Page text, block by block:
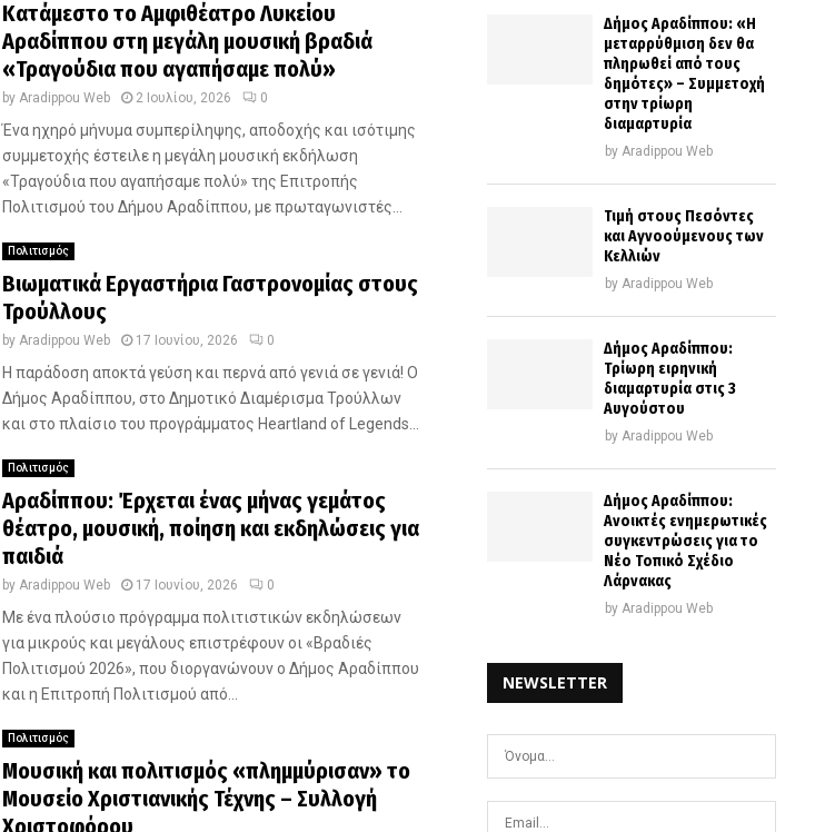
Κατάμεστο το Αμφιθέατρο Λυκείου
Αραδίππου στη μεγάλη μουσική βραδιά
«Τραγούδια που αγαπήσαμε πολύ»
by Aradippou Web 2 Ιουλίου, 2026 0
Ένα ηχηρό μήνυμα συμπερίληψης, αποδοχής και ισότιμης
συμμετοχής έστειλε η μεγάλη μουσική εκδήλωση
«Τραγούδια που αγαπήσαμε πολύ» της Επιτροπής
Πολιτισμού του Δήμου Αραδίππου, με πρωταγωνιστές...
Πολιτισμός
Βιωματικά Εργαστήρια Γαστρονομίας στους
Τρούλλους
by Aradippou Web 17 Ιουνίου, 2026 0
Η παράδοση αποκτά γεύση και περνά από γενιά σε γενιά! Ο
Δήμος Αραδίππου, στο Δημοτικό Διαμέρισμα Τρούλλων
και στο πλαίσιο του προγράμματος Heartland of Legends...
Πολιτισμός
Αραδίππου: Έρχεται ένας μήνας γεμάτος
θέατρο, μουσική, ποίηση και εκδηλώσεις για
παιδιά
by Aradippou Web 17 Ιουνίου, 2026 0
Με ένα πλούσιο πρόγραμμα πολιτιστικών εκδηλώσεων
για μικρούς και μεγάλους επιστρέφουν οι «Βραδιές
Πολιτισμού 2026», που διοργανώνουν ο Δήμος Αραδίππου
και η Επιτροπή Πολιτισμού από...
Πολιτισμός
Μουσική και πολιτισμός «πλημμύρισαν» το
Μουσείο Χριστιανικής Τέχνης – Συλλογή
Χριστοφόρου
Δήμος Αραδίππου: «Η
μεταρρύθμιση δεν θα
πληρωθεί από τους
δημότες» – Συμμετοχή
στην τρίωρη
διαμαρτυρία
by Aradippou Web
Τιμή στους Πεσόντες
και Αγνοούμενους των
Κελλιών
by Aradippou Web
Δήμος Αραδίππου:
Τρίωρη ειρηνική
διαμαρτυρία στις 3
Αυγούστου
by Aradippou Web
Δήμος Αραδίππου:
Ανοικτές ενημερωτικές
συγκεντρώσεις για το
Νέο Τοπικό Σχέδιο
Λάρνακας
by Aradippou Web
NEWSLETTER